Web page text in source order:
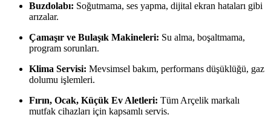
Buzdolabı: Soğutmama, ses yapma, dijital ekran hataları gibi
arızalar.
Çamaşır ve Bulaşık Makineleri: Su alma, boşaltmama,
program sorunları.
Klima Servisi: Mevsimsel bakım, performans düşüklüğü, gaz
dolumu işlemleri.
Fırın, Ocak, Küçük Ev Aletleri: Tüm Arçelik markalı
mutfak cihazları için kapsamlı servis.